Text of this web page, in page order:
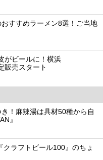
おすすめラーメン8選！ご当地
がビールに！横浜
販売スタート
！麻辣湯は具材50種から自
』
クラフトビール100』のちょ